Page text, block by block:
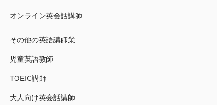
オンライン英会話講師
その他の英語講師業
児童英語教師
TOEIC講師
大人向け英会話講師